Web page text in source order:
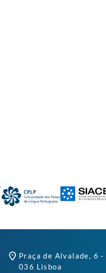
Praça de Alvalade, 6
036 Lisboa